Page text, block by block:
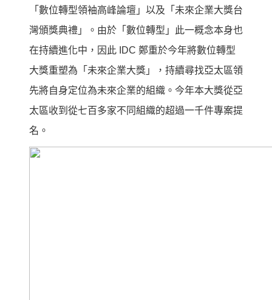
「數位轉型領袖高峰論壇」以及「未來企業大獎台
灣頒獎典禮」。由於「數位轉型」此一概念本身也
在持續進化中，因此 IDC 鄭重於今年將數位轉型
大獎重塑為「未來企業大獎」，持續尋找亞太區領
先將自身定位為未來企業的組織。今年本大獎從亞
太區收到從七百多家不同組織的超過一千件專案提
名。